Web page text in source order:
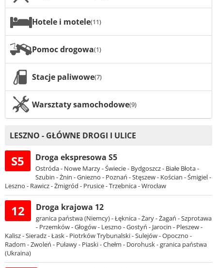
Hotele i motele(11)
Pomoc drogowa(1)
Stacje paliwowe(7)
Warsztaty samochodowe(9)
LESZNO - GŁÓWNE DROGI I ULICE
S5 Droga ekspresowa S5
Ostróda - Nowe Marzy - Świecie - Bydgoszcz - Białe Błota -
Szubin - Żnin - Gniezno - Poznań - Stęszew - Kościan - Śmigiel -
Leszno - Rawicz - Żmigród - Prusice - Trzebnica - Wrocław
12 Droga krajowa 12
granica państwa (Niemcy) - Łęknica - Żary - Żagań - Szprotawa
- Przemków - Głogów - Leszno - Gostyń - Jarocin - Pleszew -
Kalisz - Sieradz - Łask - Piotrków Trybunalski - Sulejów - Opoczno -
Radom - Zwoleń - Puławy - Piaski - Chełm - Dorohusk - granica państwa
(Ukraina)